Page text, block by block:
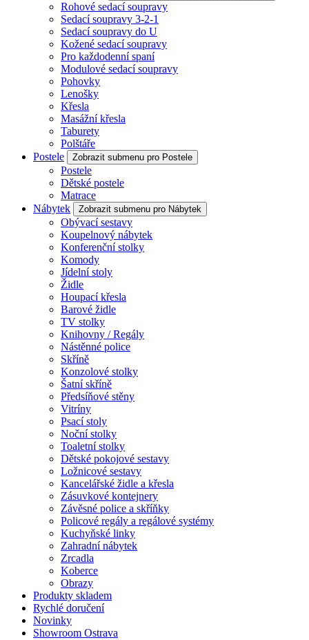
Rohové sedací soupravy
Sedací soupravy 3-2-1
Sedací soupravy do U
Kožené sedací soupravy
Pro každodenní spaní
Modulové sedací soupravy
Pohovky
Lenošky
Křesla
Masážní křesla
Taburety
Polštáře
Postele
Zobrazit submenu pro Postele
Postele
Dětské postele
Matrace
Nábytek
Zobrazit submenu pro Nábytek
Obývací sestavy
Koupelnový nábytek
Konferenční stolky
Komody
Jídelní stoly
Židle
Houpací křesla
Barové židle
TV stolky
Knihovny / Regály
Nástěnné police
Skříně
Konzolové stolky
Šatní skříně
Předsíňové stěny
Vitríny
Psací stoly
Noční stolky
Toaletní stolky
Dětské pokojové sestavy
Ložnicové sestavy
Kancelářské židle a křesla
Zásuvkové kontejnery
Závěsné police a skříňky
Policové regály a regálové systémy
Kuchyňské linky
Zahradní nábytek
Zrcadla
Koberce
Obrazy
Produkty skladem
Rychlé doručení
Novinky
Showroom Ostrava